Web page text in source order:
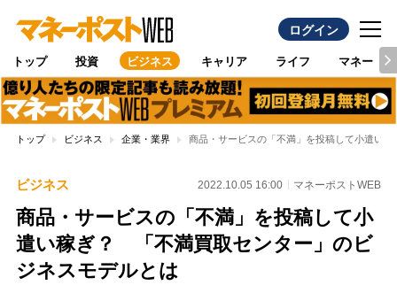
ログイン
トップ 投資 ビジネス キャリア ライフ マネー
トップ ビジネス 企業・業界 商品・サービスの「不満」を投稿して小遣い
ビジネス 2022.10.05 16:00 マネーポストWEB
商品・サービスの「不満」を投稿して小
遣い稼ぎ？ 「不満買取センター」のビ
ジネスモデルとは